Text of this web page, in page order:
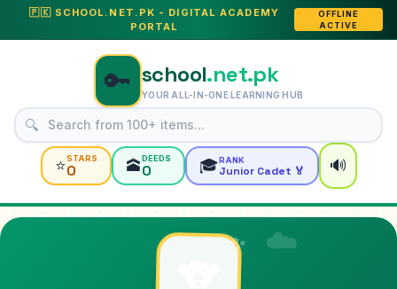
🇵🇰 SCHOOL.NET.PK - DIGITAL ACADEMY
PORTAL
OFFLINE
ACTIVE
🔑 school.net.pk
YOUR ALL-IN-ONE LEARNING HUB
🔍
⭐STARS
0 🕋DEEDS
0 🎓RANK
Junior Cadet 🏅 🔊
☁️
✨